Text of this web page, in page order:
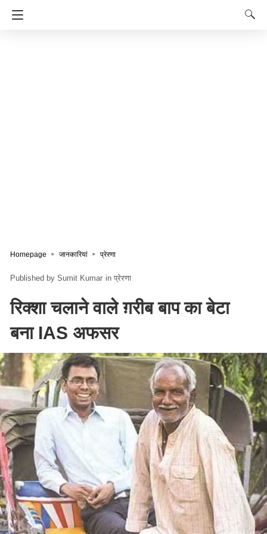
Homepage जानकारियां प्रेरणा
Sumit Kumar in प्रेरणा
रिक्शा चलाने वाले ग़रीब बाप का बेटा
बना IAS अफसर